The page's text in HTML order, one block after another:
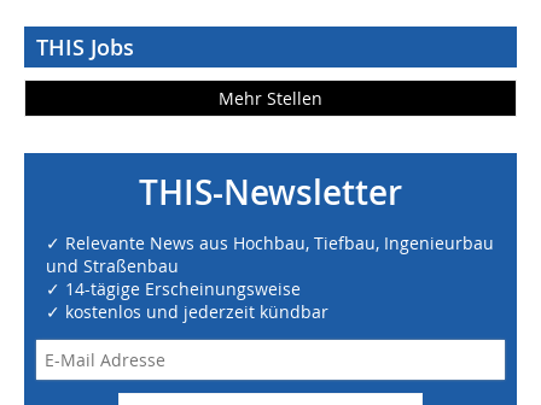
THIS Jobs
Mehr Stellen
THIS-Newsletter
✓ Relevante News aus Hochbau, Tiefbau, Ingenieurbau
und Straßenbau
✓ 14-tägige Erscheinungsweise
✓ kostenlos und jederzeit kündbar